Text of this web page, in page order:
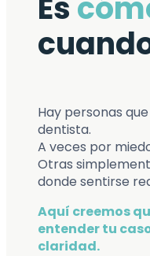
Hay personas
dentista.
A veces por
Otras
donde sentirse
Aquí creemos
entender tu
claridad.